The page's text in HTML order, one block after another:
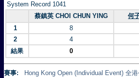
System Record 1041
蔡鎮英 CHOI CHUN YING
何
1
8
2
4
結果
0
賽事:
Hong Kong Open (Individual Event) 全